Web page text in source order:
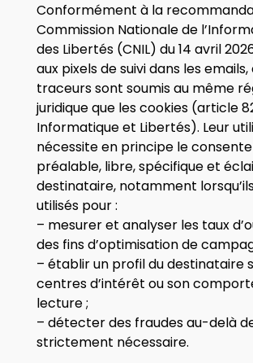
Conformément à la
Commission Nationale de
des Libertés (CNIL) du 14 avril
aux pixels de suivi dans les emails,
traceurs sont soumis au même
juridique que les cookies (article
Informatique et Libertés). Leur
nécessite en principe le
préalable, libre, spécifique et
destinataire, notamment
utilisés pour :
– mesurer et analyser les taux
des fins d’optimisation de
– établir un profil du destinataire
centres d’intérêt ou son
lecture ;
– détecter des fraudes au-delà
strictement nécessaire.